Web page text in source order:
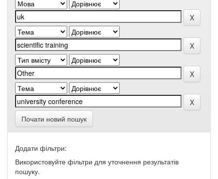
Почати новий пошук
Додати фільтри:
Використовуйте фільтри для уточнення результатів
пошуку.